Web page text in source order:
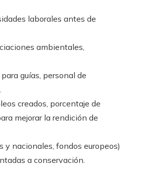
laborales antes de
ambientales,
guías, personal de
creados, porcentaje de
mejorar la rendición de
y nacionales, fondos europeos)
a conservación.